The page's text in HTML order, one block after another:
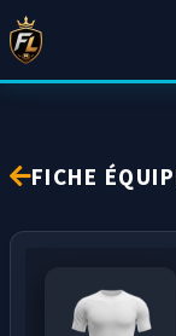
FICHE